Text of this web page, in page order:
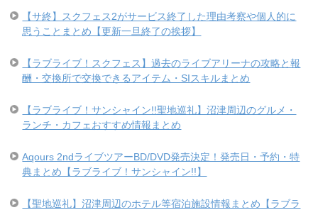
【サ終】スクフェス2がサービス終了した理由考察や個人的に
思うことまとめ【更新一旦終了の挨拶】
【ラブライブ！スクフェス】過去のライブアリーナの攻略と報
酬・交換所で交換できるアイテム・SIスキルまとめ
【ラブライブ！サンシャイン!!聖地巡礼】沼津周辺のグルメ・
ランチ・カフェおすすめ情報まとめ
Aqours 2ndライブツアーBD/DVD発売決定！発売日・予約・特
典まとめ【ラブライブ！サンシャイン!!】
【聖地巡礼】沼津周辺のホテル等宿泊施設情報まとめ【ラブラ